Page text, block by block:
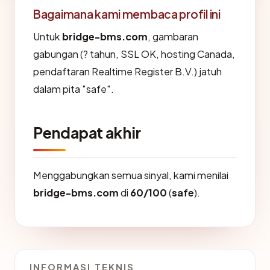
Bagaimana kami membaca profil ini
Untuk bridge-bms.com, gambaran
gabungan (? tahun, SSL OK, hosting Canada,
pendaftaran Realtime Register B.V.) jatuh
dalam pita "safe".
Pendapat akhir
Menggabungkan semua sinyal, kami menilai
bridge-bms.comdi 60/100(safe).
INFORMASI TEKNIS